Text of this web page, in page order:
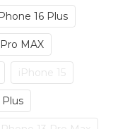
16 Plus
MAX
iPhone 15
Plus